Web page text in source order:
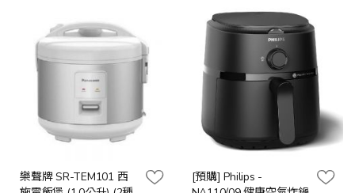
樂聲牌 SR-TEM101 西
[預購] Philips -